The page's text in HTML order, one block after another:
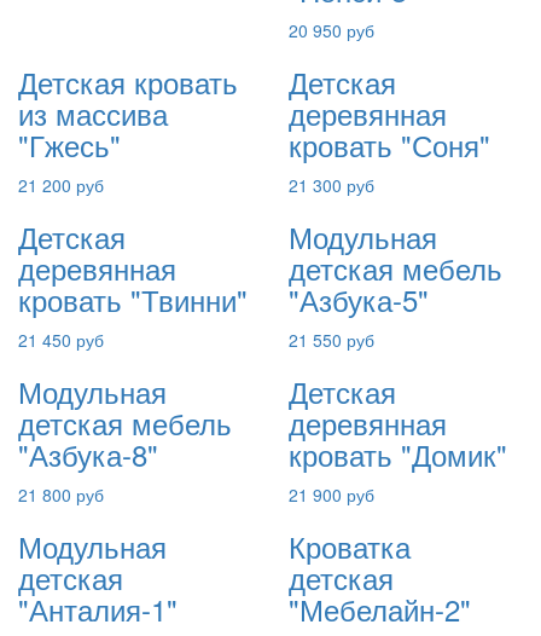
20 950 руб
Детская кровать
из массива
"Гжесь"
21 200 руб
Детская
деревянная
кровать "Соня"
21 300 руб
Детская
деревянная
кровать "Твинни"
21 450 руб
Модульная
детская мебель
"Азбука-5"
21 550 руб
Модульная
детская мебель
"Азбука-8"
21 800 руб
Детская
деревянная
кровать "Домик"
21 900 руб
Модульная
детская
"Анталия-1"
Кроватка
детская
"Мебелайн-2"